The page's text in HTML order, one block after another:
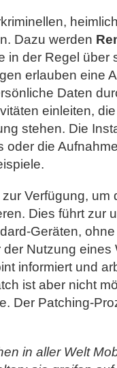
Dazu werden
in der Regel über
erlauben eine
Daten
einleiten,
stehen. Die
oder die
Verfügung, um
Dies führt zur
Geräten,
Nutzung eines
informiert und
ist aber nicht
Der Patching-
in aller Welt